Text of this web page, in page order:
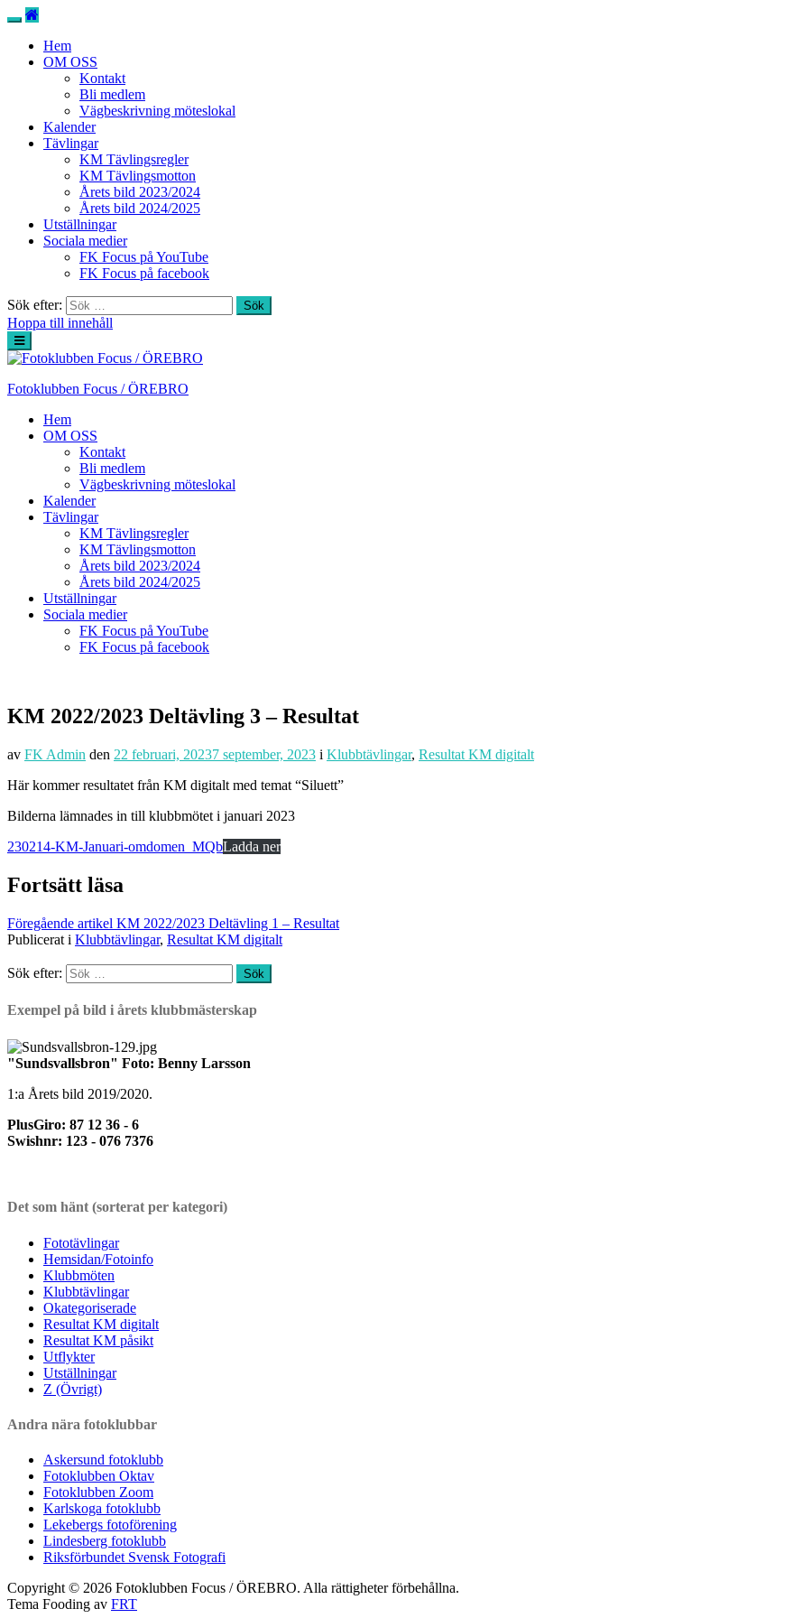
Hem
OM OSS
Kontakt
Bli medlem
Vägbeskrivning möteslokal
Kalender
Tävlingar
KM Tävlingsregler
KM Tävlingsmotton
Årets bild 2023/2024
Årets bild 2024/2025
Utställningar
Sociala medier
FK Focus på YouTube
FK Focus på facebook
Sök efter:
Hoppa till innehåll
Fotoklubben Focus / ÖREBRO
Hem
OM OSS
Kontakt
Bli medlem
Vägbeskrivning möteslokal
Kalender
Tävlingar
KM Tävlingsregler
KM Tävlingsmotton
Årets bild 2023/2024
Årets bild 2024/2025
Utställningar
Sociala medier
FK Focus på YouTube
FK Focus på facebook
KM 2022/2023 Deltävling 3 – Resultat
av FK Admin den 22 februari, 20237 september, 2023 i Klubbtävlingar, Resultat KM digitalt
Här kommer resultatet från KM digitalt med temat “Siluett”
Bilderna lämnades in till klubbmötet i januari 2023
230214-KM-Januari-omdomen_MQbLadda ner
Fortsätt läsa
Föregående artikel KM 2022/2023 Deltävling 1 – Resultat
Publicerat i Klubbtävlingar, Resultat KM digitalt
Sök efter:
Exempel på bild i årets klubbmästerskap
"Sundsvallsbron" Foto: Benny Larsson
1:a Årets bild 2019/2020.
PlusGiro: 87 12 36 - 6
Swishnr: 123 - 076 7376
Det som hänt (sorterat per kategori)
Fototävlingar
Hemsidan/Fotoinfo
Klubbmöten
Klubbtävlingar
Okategoriserade
Resultat KM digitalt
Resultat KM påsikt
Utflykter
Utställningar
Z (Övrigt)
Andra nära fotoklubbar
Askersund fotoklubb
Fotoklubben Oktav
Fotoklubben Zoom
Karlskoga fotoklubb
Lekebergs fotoförening
Lindesberg fotoklubb
Riksförbundet Svensk Fotografi
Copyright © 2026 Fotoklubben Focus / ÖREBRO. Alla rättigheter förbehållna.
Tema Fooding av FRT